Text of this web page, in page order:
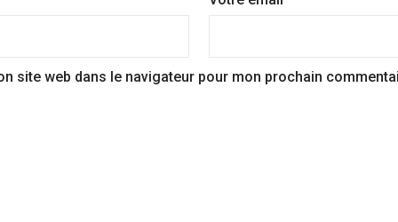
site web dans le navigateur pour mon prochain